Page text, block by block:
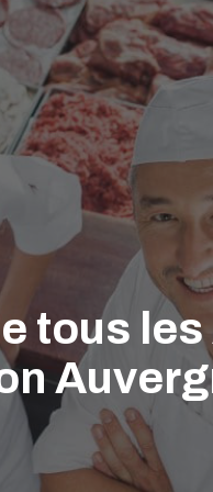
tous